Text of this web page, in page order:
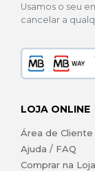
Usamos o seu
cancelar a
LOJA ONLINE
Área de Cliente
Ajuda / FAQ
Comprar na